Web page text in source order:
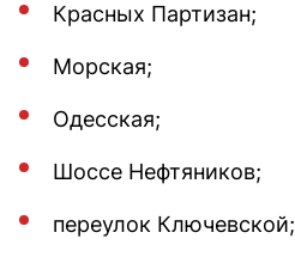
Красных Партизан;
Морская;
Одесская;
Шоссе Нефтяников;
переулок Ключевской;